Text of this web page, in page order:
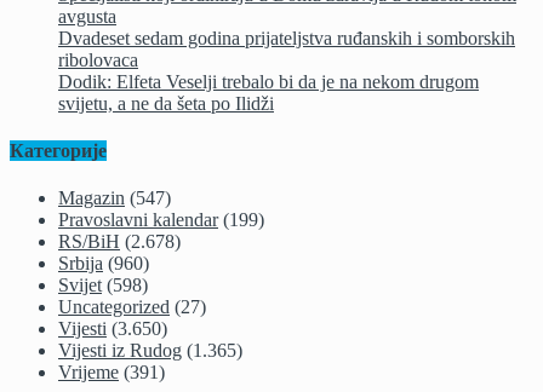
avgusta
Dvadeset sedam godina prijateljstva ruđanskih i somborskih
ribolovaca
Dodik: Elfeta Veselji trebalo bi da je na nekom drugom
svijetu, a ne da šeta po Ilidži
Категорије
Magazin (547)
Pravoslavni kalendar(199)
RS/BiH (2.678)
Srbija (960)
Svijet (598)
Uncategorized (27)
Vijesti (3.650)
Vijesti iz Rudog (1.365)
Vrijeme (391)